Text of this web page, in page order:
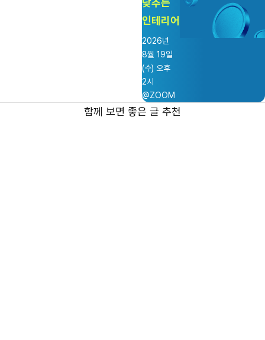
낮추는
인테리어
2026년
8월 19일
(수) 오후
2시
@ZOOM
함께 보면 좋은 글 추천